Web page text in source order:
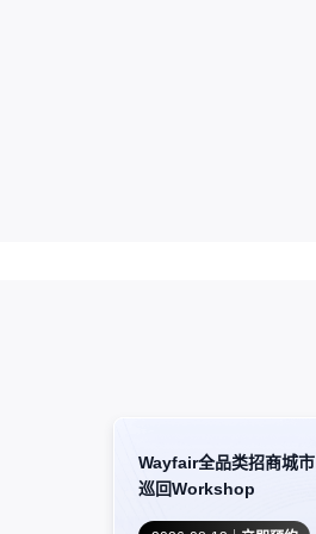
Wayfair全品类招商城市
巡回Workshop